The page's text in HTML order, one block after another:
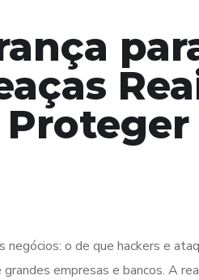
Proteger
o de que hackers e
empresas e bancos. A